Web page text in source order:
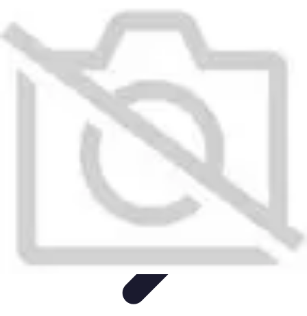
Astuces Quotidiennes
Budget et Épargne
Économiques
Économies Domestiques
Économiser Facile